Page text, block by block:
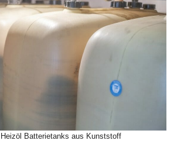
Batterietanks aus Kunststoff